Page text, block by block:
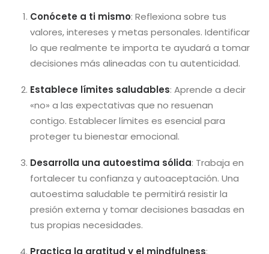
Conócete a ti mismo: Reflexiona sobre tus
valores, intereses y metas personales. Identificar
lo que realmente te importa te ayudará a tomar
decisiones más alineadas con tu autenticidad.
Establece límites saludables: Aprende a decir
«no» a las expectativas que no resuenan
contigo. Establecer límites es esencial para
proteger tu bienestar emocional.
Desarrolla una autoestima sólida: Trabaja en
fortalecer tu confianza y autoaceptación. Una
autoestima saludable te permitirá resistir la
presión externa y tomar decisiones basadas en
tus propias necesidades.
Practica la gratitud y el mindfulness: